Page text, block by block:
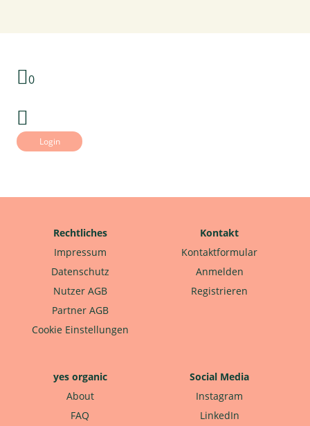
0
Login
Rechtliches
Impressum
Datenschutz
Nutzer AGB
Partner AGB
Cookie Einstellungen
Kontakt
Kontaktformular
Anmelden
Registrieren
yes organic
About
FAQ
Social Media
Instagram
LinkedIn